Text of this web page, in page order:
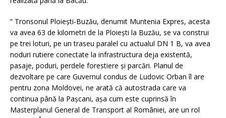
“ Tronsonul Ploiești-Buzău, denumit Muntenia Expres, acesta
va avea 63 de kilometri de la Ploiești la Buzău, se va construi
pe trei loturi, pe un traseu paralel cu actualul DN 1 B, va avea
noduri rutiere conectate la infrastructura deja existentă,
pasaje, poduri, perdele forestiere și parcări. Planul de
dezvoltare pe care Guvernul condus de Ludovic Orban îl are
pentru zona Moldovei, ne arată că autostrada care va
continua până la Pașcani, așa cum este cuprinsă în
Masterplanul General de Transport al României, are un rol